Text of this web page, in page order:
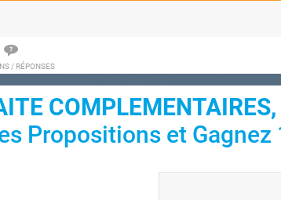
/ RÉPONSES
COMPLEMENTAIRES,
Propositions et Gagnez